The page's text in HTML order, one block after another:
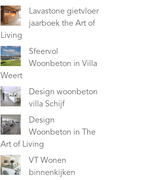
Lavastone gietvloer
jaarboek the Art of
Living
Sfeervol
Woonbeton in Villa
Weert
Design woonbeton
villa Schijf
Design
Woonbeton in The
Art of Living
VT Wonen
binnenkijken